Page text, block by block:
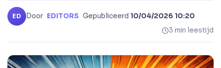
ED Door EDITORS ·Gepubliceerd 10/04/2026 10:20
3 min leestijd